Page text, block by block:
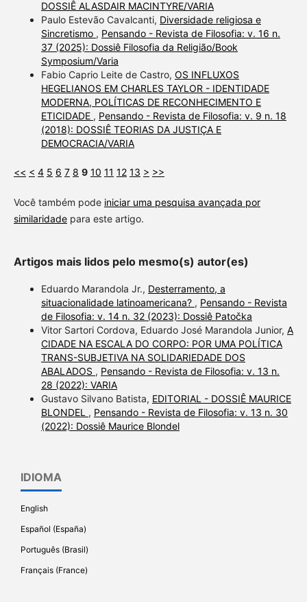
DOSSIÊ ALASDAIR MACINTYRE/VARIA
Paulo Estevão Cavalcanti, Diversidade religiosa e
Sincretismo , Pensando - Revista de Filosofia: v. 16 n.
37 (2025): Dossiê Filosofia da Religião/Book
Symposium/Varia
Fabio Caprio Leite de Castro, OS INFLUXOS
HEGELIANOS EM CHARLES TAYLOR - IDENTIDADE
MODERNA, POLÍTICAS DE RECONHECIMENTO E
ETICIDADE , Pensando - Revista de Filosofia: v. 9 n. 18
(2018): DOSSIÊ TEORIAS DA JUSTIÇA E
DEMOCRACIA/VARIA
<< < 4 5 6 7 8 9 10 11 12 13 > >>
Você também pode iniciar uma pesquisa avançada por
similaridadepara este artigo.
Artigos mais lidos pelo mesmo(s) autor(es)
Eduardo Marandola Jr., Desterramento, a
situacionalidade latinoamericana? , Pensando - Revista
de Filosofia: v. 14 n. 32 (2023): Dossiê Patočka
Vitor Sartori Cordova, Eduardo José Marandola Junior, A
CIDADE NA ESCALA DO CORPO: POR UMA POLÍTICA
TRANS-SUBJETIVA NA SOLIDARIEDADE DOS
ABALADOS , Pensando - Revista de Filosofia: v. 13 n.
28 (2022): VARIA
Gustavo Silvano Batista, EDITORIAL - DOSSIÊ MAURICE
BLONDEL , Pensando - Revista de Filosofia: v. 13 n. 30
(2022): Dossiê Maurice Blondel
IDIOMA
English
Español (España)
Português (Brasil)
Français (France)